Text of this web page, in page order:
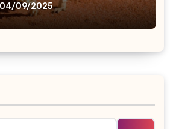
04/09/2025